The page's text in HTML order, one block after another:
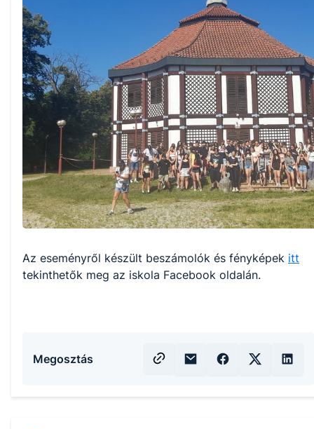
Az eseményről készült beszámolók és fényképek itt
tekinthetők meg az iskola Facebook oldalán.
Megosztás